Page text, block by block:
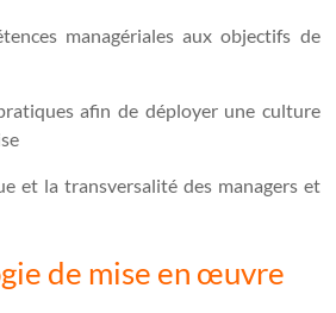
managériales aux objectifs de
afin de déployer une culture
et la transversalité des managers et
de mise en œuvre